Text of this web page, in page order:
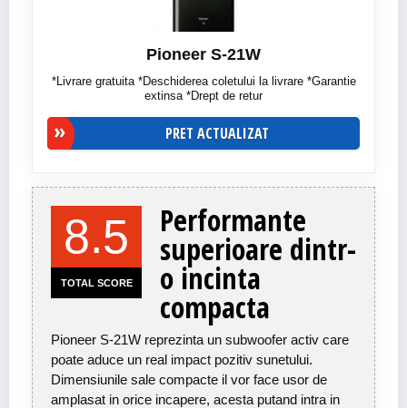
Pioneer S-21W
*Livrare gratuita *Deschiderea coletului la livrare *Garantie
extinsa *Drept de retur
PRET ACTUALIZAT
8.5
TOTAL SCORE
Performante
superioare dintr-
o incinta
compacta
Pioneer S-21W reprezinta un subwoofer activ care
poate aduce un real impact pozitiv sunetului.
Dimensiunile sale compacte il vor face usor de
amplasat in orice incapere, acesta putand intra in